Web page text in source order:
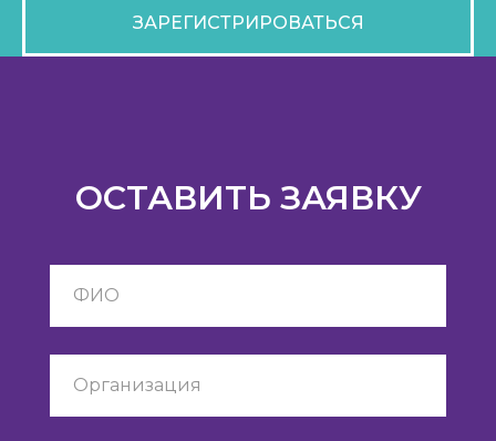
ЗАРЕГИСТРИРОВАТЬСЯ
ОСТАВИТЬ ЗАЯВКУ